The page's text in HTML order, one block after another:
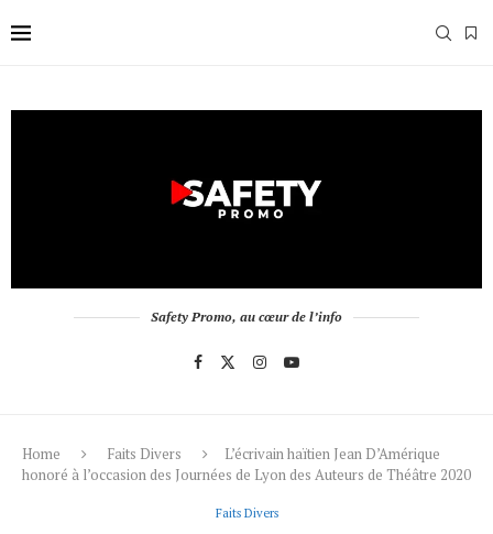
Safety Promo, au cœur de l’info
Home Faits Divers
L’écrivain haïtien Jean D’Amérique
honoré à l’occasion des Journées de Lyon des Auteurs de Théâtre 2020
Faits Divers